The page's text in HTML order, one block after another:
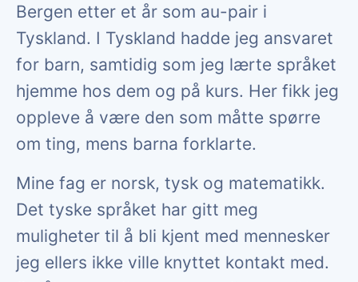
Bergen etter et år som au-pair i
Tyskland. I Tyskland hadde jeg ansvaret
for barn, samtidig som jeg lærte språket
hjemme hos dem og på kurs. Her fikk jeg
oppleve å være den som måtte spørre
om ting, mens barna forklarte.
Mine fag er norsk, tysk og matematikk.
Det tyske språket har gitt meg
muligheter til å bli kjent med mennesker
jeg ellers ikke ville knyttet kontakt med.